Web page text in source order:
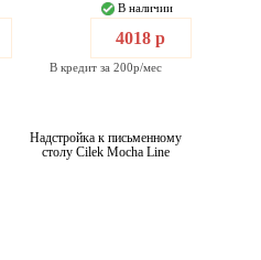
В наличии
4018 р
В кредит за 200р/мес
Надстройка к письменному
столу Cilek Mocha Line